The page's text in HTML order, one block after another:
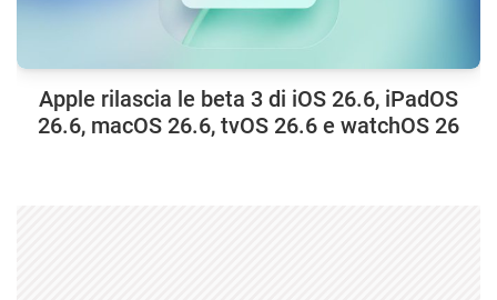
Apple rilascia le beta 3 di iOS 26.6, iPadOS
26.6, macOS 26.6, tvOS 26.6 e watchOS 26